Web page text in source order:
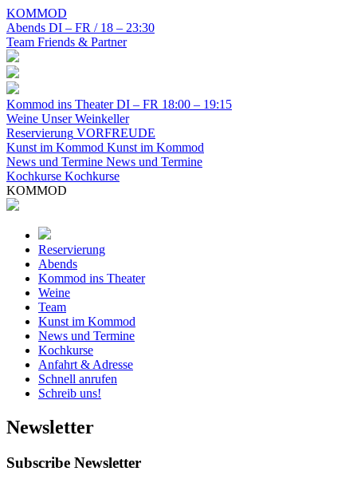
KOMMOD
Abends DI – FR / 18 – 23:30
Team Friends & Partner
Kommod ins Theater DI – FR 18:00 – 19:15
Weine Unser Weinkeller
Reservierung VORFREUDE
Kunst im Kommod Kunst im Kommod
News und Termine News und Termine
Kochkurse Kochkurse
KOMMOD
Reservierung
Abends
Kommod ins Theater
Weine
Team
Kunst im Kommod
News und Termine
Kochkurse
Anfahrt & Adresse
Schnell anrufen
Schreib uns!
Newsletter
Subscribe Newsletter